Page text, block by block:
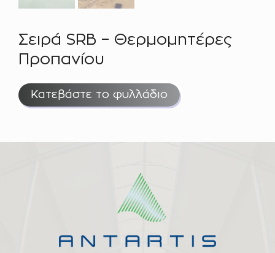
Σειρά SRB – Θερμομητέρες
Προπανίου
Κατεβάστε το φυλλάδιο